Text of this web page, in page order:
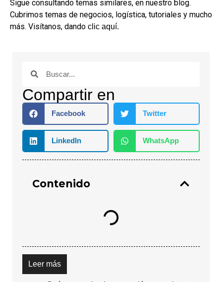
Sigue consultando temas similares, en nuestro blog.
Cubrimos temas de negocios, logística, tutoriales y mucho
más. Visítanos, dando clic aquí.
Compartir en
Facebook Twitter
LinkedIn WhatsApp
Contenido
Leer más